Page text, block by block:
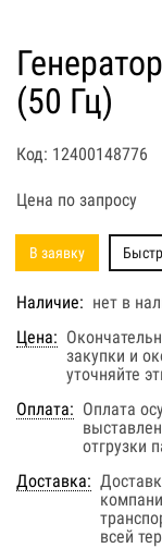
(50 Гц)
Код: 12400148776
Цена по запросу
В заявку
Наличие: нет в
Цена:
закупки и
уточняйте
Оплата: Оплата
отгрузки
Доставка:
всей